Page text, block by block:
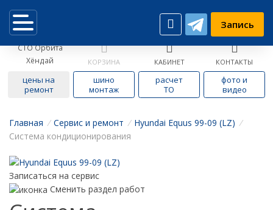
Запись
СТО Орбита
Хёндай
КОРЗИНА КАБИНЕТ КОНТАКТЫ
цены на
ремонт
шино
монтаж
расчет
ТО
фото и
видео
Главная / Cервис и ремонт / Hyundai Equus 99-09 (LZ) /
Система кондиционирования
Записаться на сервис
Сменить раздел работ